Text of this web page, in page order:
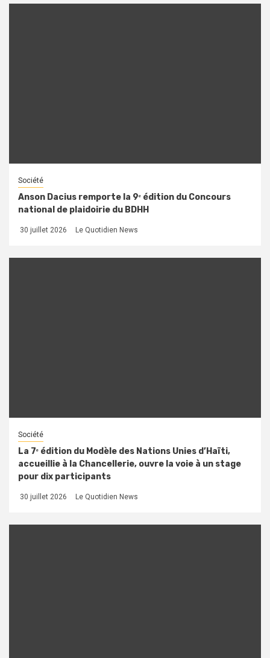
Société
Anson Dacius remporte la 9ᵉ édition du Concours
national de plaidoirie du BDHH
30 juillet 2026 Le Quotidien News
Société
La 7ᵉ édition du Modèle des Nations Unies d’Haïti,
accueillie à la Chancellerie, ouvre la voie à un stage
pour dix participants
30 juillet 2026 Le Quotidien News